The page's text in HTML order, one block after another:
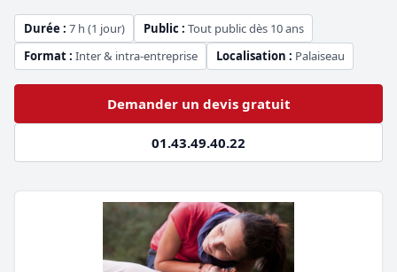
Durée : 7 h (1 jour) Public : Tout public dès 10 ans
Format : Inter & intra-entreprise Localisation : Palaiseau
Demander un devis gratuit
01.43.49.40.22